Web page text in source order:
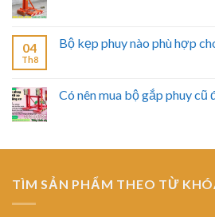
04
Th8
Bộ kẹp phuy nào phù hợp
Có nên mua bộ gắp phuy cũ
TÌM SẢN PHẨM THEO TỪ